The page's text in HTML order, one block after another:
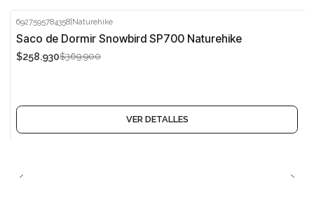
-30%
Agotado
6927595784358|Naturehike
Saco de Dormir Snowbird SP700 Naturehike
$258.930$369.900
VER DETALLES